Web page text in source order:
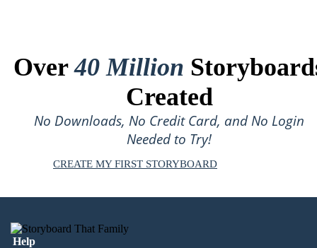
Over40 Million
Created
No Downloads, No Credit Card, and No Login
Needed to Try!
CREATE MY FIRST STORYBOARD
Help